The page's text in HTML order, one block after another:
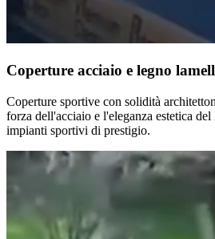
Coperture acciaio e legno
Coperture sportive con solidità
forza dell'acciaio e l'eleganza estetica
impianti sportivi di prestigio.